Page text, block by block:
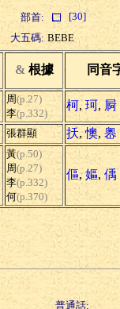
部首: [30]
大五碼: BEBE
& 根據 同音
周(p.27)
李(p.332)
柯, 珂, 屙
張群顯 扷,懊, 嶴
黃(p.50)
周(p.27)
李(p.332)
何(p.370)
傴, 嫗, 偊
普通話: